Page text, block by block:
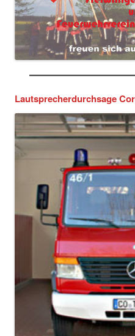
Lautsprecherdurchsage